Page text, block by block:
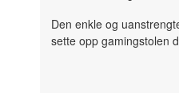
Den enkle og
sette opp gamingstolen